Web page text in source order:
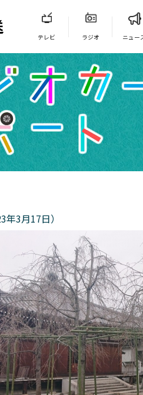
テレビ ラジオ ニュー
3月17日）